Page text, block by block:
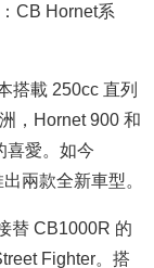
CB Hornet系
搭載 250cc 直列
，Hornet 900 和
喜愛。如今
兩款全新車型。
替 CB1000R 的
Fighter 。搭